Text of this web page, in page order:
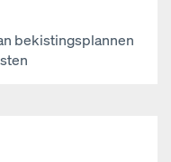
bekistingsplannen